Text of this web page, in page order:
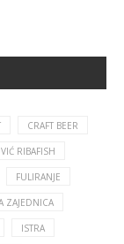
CRAFT BEER
RIBAFISH
FULIRANJE
ZAJEDNICA
ISTRA